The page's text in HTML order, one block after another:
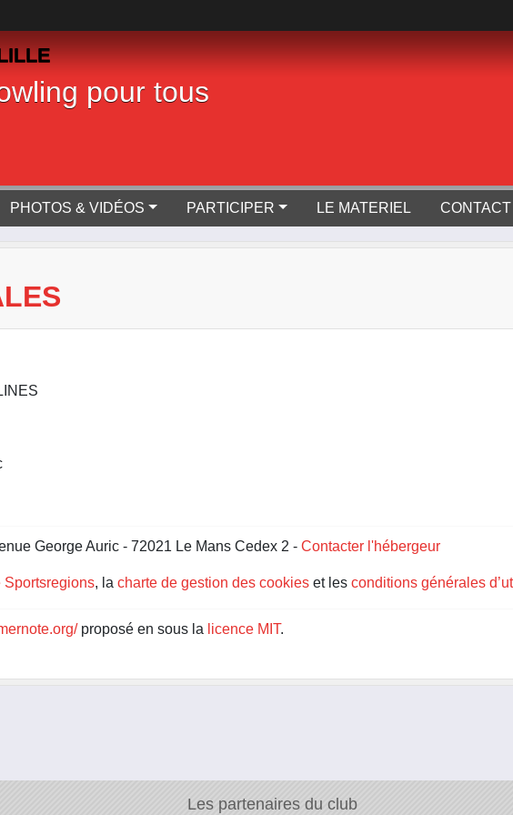
pour tous
PHOTOS & VIDÉOS PARTICIPER LE MATERIEL
George Auric - 72021 Le Mans Cedex 2 - Contacter l'hébergeur
Sportsregions, la charte de gestion des cookies et les conditions générales
proposé en sous la licence MIT.
Les partenaires du club